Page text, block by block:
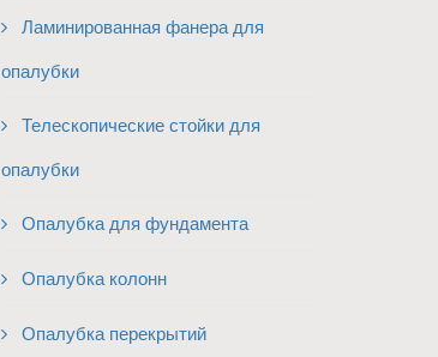
Ламинированная фанера для
опалубки
Телескопические стойки для
опалубки
Опалубка для фундамента
Опалубка колонн
Опалубка перекрытий